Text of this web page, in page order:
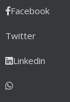
Facebook
Twitter
Linkedin